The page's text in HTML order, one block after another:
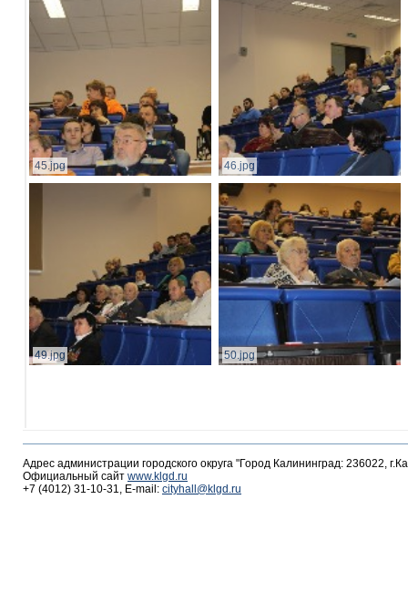
45.jpg 46.jpg
49.jpg 50.jpg
Адрес администрации городского округа "Город Калининград: 236022,
Официальный сайт www.klgd.ru
+7 (4012) 31-10-31, E-mail: cityhall@klgd.ru